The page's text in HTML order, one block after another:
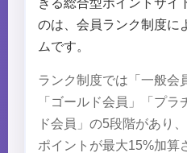
きる総合型ポイントサイ
のは、会員ランク制度に
ムです。
ランク制度では「一般会
「ゴールド会員」「プ
ド会員」の5段階があり
ポイントが最大15%加算